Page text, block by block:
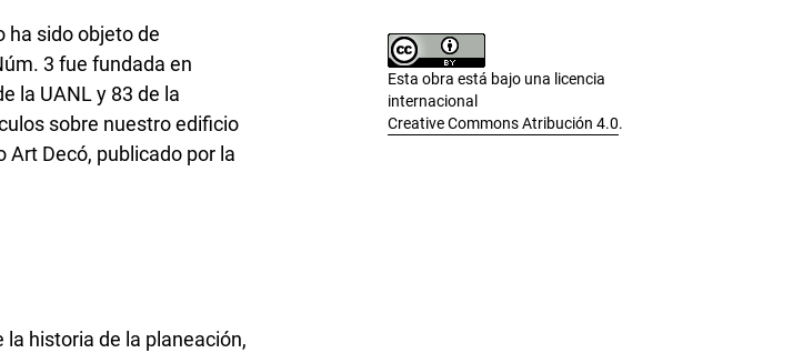
ha sido objeto de
3 fue fundada en
la UANL y 83 de la
sobre nuestro edificio
Art Decó, publicado por la
historia de la planeación,
Esta obra está bajo una licencia
internacional
Creative Commons Atribución 4.0.